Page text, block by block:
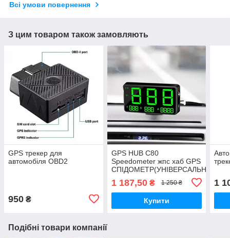
Всі умови повернення
З цим товаром також замовляють
GPS трекер для
автомобіля OBD2
950 ₴
GPS HUB C80
Speedometer жпс хаб GPS
СПІДОМЕТР(УНІВЕРСАЛЬНИЙ)
1 187,50₴ 1 250 ₴
Купити
1
Подібні товари компанії